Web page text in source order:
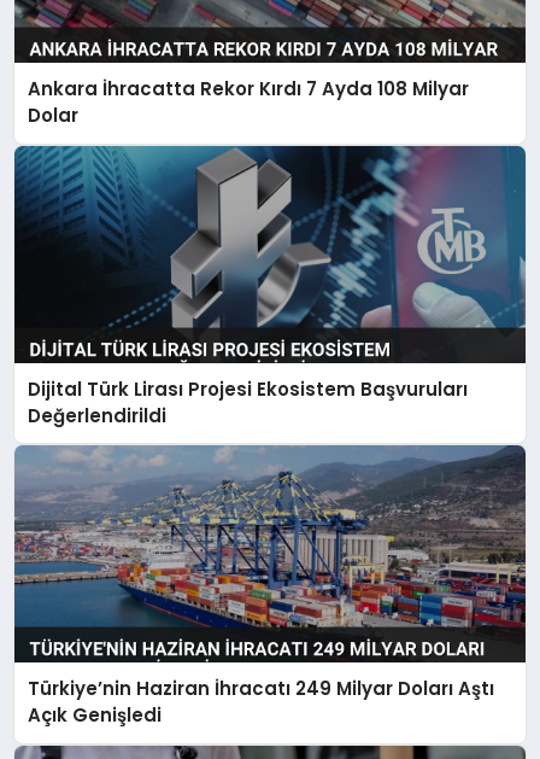
Ankara İhracatta Rekor Kırdı 7 Ayda 108 Milyar
Dolar
Dijital Türk Lirası Projesi Ekosistem Başvuruları
Değerlendirildi
Türkiye’nin Haziran İhracatı 249 Milyar Doları Aştı
Açık Genişledi